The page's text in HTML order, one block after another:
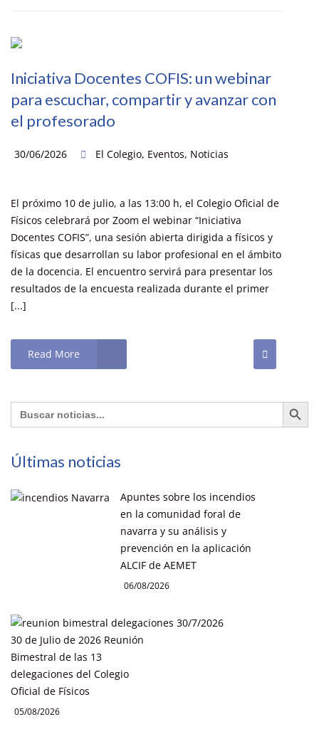
Iniciativa Docentes COFIS: un webinar
para escuchar, compartir y avanzar con
el profesorado
30/06/2026 El Colegio, Eventos, Noticias
El próximo 10 de julio, a las 13:00 h, el Colegio Oficial de
Físicos celebrará por Zoom el webinar “Iniciativa
Docentes COFIS”, una sesión abierta dirigida a físicos y
físicas que desarrollan su labor profesional en el ámbito
de la docencia. El encuentro servirá para presentar los
resultados de la encuesta realizada durante el primer
[...]
Read More
Buscar: Botón de
Últimas noticias
Apuntes sobre los incendios
en la comunidad foral de
navarra y su análisis y
prevención en la aplicación
ALCIF de AEMET
06/08/2026
30 de Julio de 2026 Reunión
Bimestral de las 13
delegaciones del Colegio
Oficial de Físicos
05/08/2026